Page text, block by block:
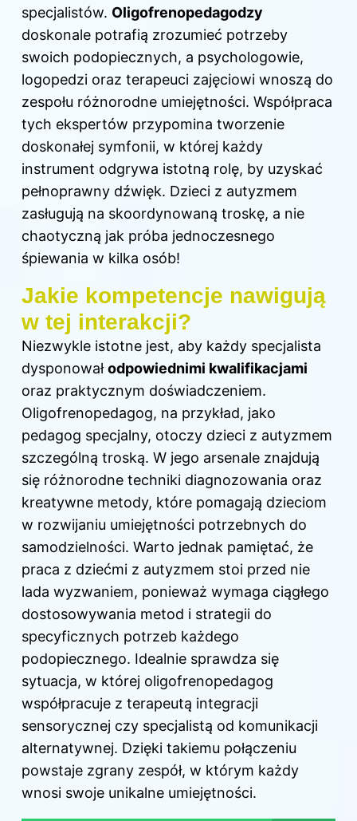
specjalistów. Oligofrenopedagodzy
doskonale potrafią zrozumieć potrzeby
swoich podopiecznych, a psychologowie,
logopedzi oraz terapeuci zajęciowi wnoszą do
zespołu różnorodne umiejętności. Współpraca
tych ekspertów przypomina tworzenie
doskonałej symfonii, w której każdy
instrument odgrywa istotną rolę, by uzyskać
pełnoprawny dźwięk. Dzieci z autyzmem
zasługują na skoordynowaną troskę, a nie
chaotyczną jak próba jednoczesnego
śpiewania w kilka osób!
Jakie kompetencje nawigują
w tej interakcji?
Niezwykle istotne jest, aby każdy specjalista
dysponowałodpowiednimi kwalifikacjami
oraz praktycznym doświadczeniem.
Oligofrenopedagog, na przykład, jako
pedagog specjalny, otoczy dzieci z autyzmem
szczególną troską. W jego arsenale znajdują
się różnorodne techniki diagnozowania oraz
kreatywne metody, które pomagają dzieciom
w rozwijaniu umiejętności potrzebnych do
samodzielności. Warto jednak pamiętać, że
praca z dziećmi z autyzmem stoi przed nie
lada wyzwaniem, ponieważ wymaga ciągłego
dostosowywania metod i strategii do
specyficznych potrzeb każdego
podopiecznego. Idealnie sprawdza się
sytuacja, w której oligofrenopedagog
współpracuje z terapeutą integracji
sensorycznej czy specjalistą od komunikacji
alternatywnej. Dzięki takiemu połączeniu
powstaje zgrany zespół, w którym każdy
wnosi swoje unikalne umiejętności.